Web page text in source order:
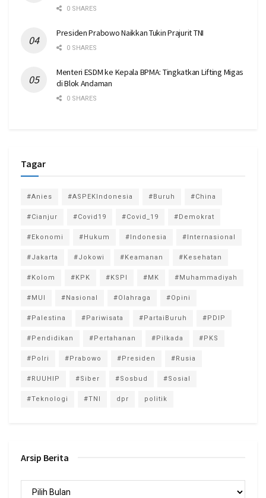
0 SHARES
Presiden Prabowo Naikkan Tukin Prajurit TNI
0 SHARES
Menteri ESDM ke Kepala BPMA: Tingkatkan Lifting Migas
di Blok Andaman
0 SHARES
Tagar
#Anies #ASPEKIndonesia #Buruh #China
#Cianjur #Covid19 #Covid_19 #Demokrat
#Ekonomi #Hukum #Indonesia #Internasional
#Jakarta #Jokowi #Keamanan #Kesehatan
#Kolom #KPK #KSPI #MK #Muhammadiyah
#MUI #Nasional #Olahraga #Opini
#Palestina #Pariwisata #PartaiBuruh #PDIP
#Pendidikan #Pertahanan #Pilkada #PKS
#Polri #Prabowo #Presiden #Rusia
#RUUHIP #Siber #Sosbud #Sosial
#Teknologi #TNI dpr politik
Arsip Berita